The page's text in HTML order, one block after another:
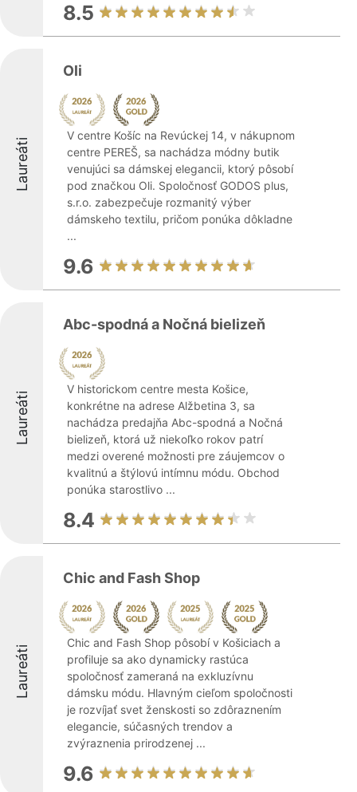
8.5
Laureáti
Oli
V centre Košíc na Revúckej 14, v nákupnom
centre PEREŠ, sa nachádza módny butik
venujúci sa dámskej elegancii, ktorý pôsobí
pod značkou Oli. Spoločnosť GODOS plus,
s.r.o. zabezpečuje rozmanitý výber
dámskeho textilu, pričom ponúka dôkladne
...
9.6
Laureáti
Abc-spodná a Nočná bielizeň
V historickom centre mesta Košice,
konkrétne na adrese Alžbetina 3, sa
nachádza predajňa Abc-spodná a Nočná
bielizeň, ktorá už niekoľko rokov patrí
medzi overené možnosti pre záujemcov o
kvalitnú a štýlovú intímnu módu. Obchod
ponúka starostlivo ...
8.4
Laureáti
Chic and Fash Shop
Chic and Fash Shop pôsobí v Košiciach a
profiluje sa ako dynamicky rastúca
spoločnosť zameraná na exkluzívnu
dámsku módu. Hlavným cieľom spoločnosti
je rozvíjať svet ženskosti so zdôraznením
elegancie, súčasných trendov a
zvýraznenia prirodzenej ...
9.6